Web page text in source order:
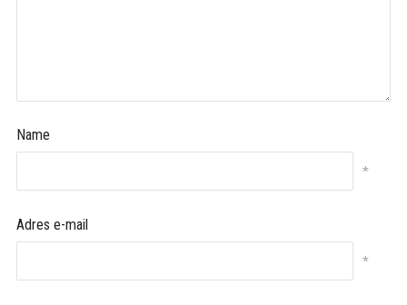
Name
*
Adres e-mail
*